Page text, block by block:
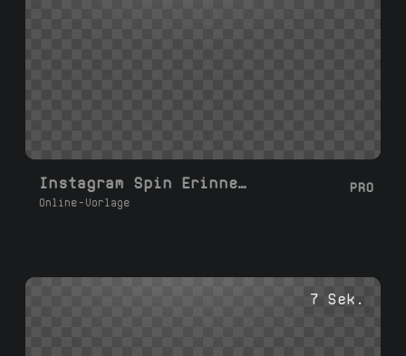
Instagram Spin Erinnerung
Online-Vorlage
PRO
7 Sek.